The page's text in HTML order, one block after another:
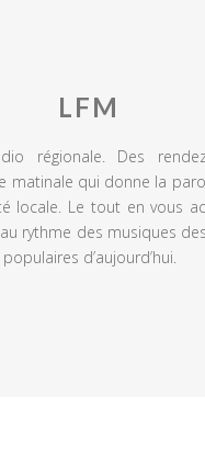
LFM
régionale. Des
matinale qui donne la
locale. Le tout en vous
rythme des musiques des
d’aujourd’hui.